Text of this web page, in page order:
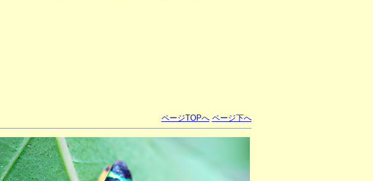
ページTOPへ ページ下へ